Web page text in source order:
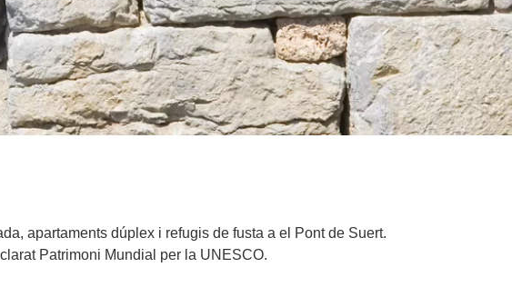
apartaments dúplex i refugis de fusta a el Pont de Suert.
Patrimoni Mundial per la UNESCO.